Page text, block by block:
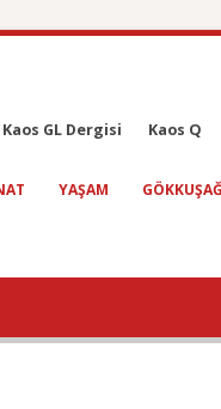
Kaos GL Dergisi Kaos Q
YAŞAM